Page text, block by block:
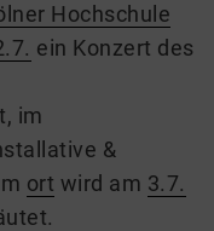
Hochschule
ein Konzert des
im
&
ort wird am 3.7.
.